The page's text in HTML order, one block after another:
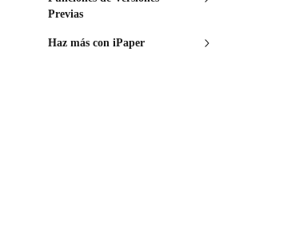
Previas
Haz más con iPaper